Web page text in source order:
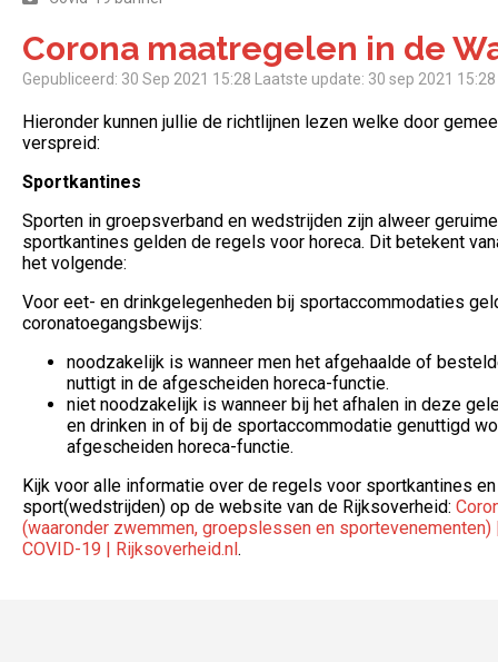
Corona maatregelen in de
Gepubliceerd: 30 Sep 2021 15:28 Laatste update: 30 sep 2021 15:28
Hieronder kunnen jullie de richtlijnen lezen welke door
verspreid:
Sportkantines
Sporten in groepsverband en wedstrijden zijn alweer
sportkantines gelden de regels voor horeca. Dit betekent
het volgende:
Voor eet- en drinkgelegenheden bij sportaccommodaties
coronatoegangsbewijs:
noodzakelijk is wanneer men het afgehaalde of
nuttigt in de afgescheiden horeca-functie.
niet noodzakelijk is wanneer bij het afhalen in deze
en drinken in of bij de sportaccommodatie genuttigd
afgescheiden horeca-functie.
Kijk voor alle informatie over de regels voor sportkantines
sport(wedstrijden) op de website van de Rijksoverheid:
(waaronder zwemmen, groepslessen en sportevenementen)
COVID-19 | Rijksoverheid.nl.